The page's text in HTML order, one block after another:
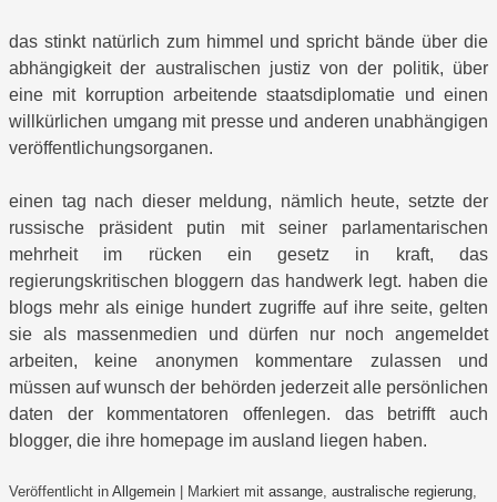
das stinkt natürlich zum himmel und spricht bände über die
abhängigkeit der australischen justiz von der politik, über
eine mit korruption arbeitende staatsdiplomatie und einen
willkürlichen umgang mit presse und anderen unabhängigen
veröffentlichungsorganen.
einen tag nach dieser meldung, nämlich heute, setzte der
russische präsident putin mit seiner parlamentarischen
mehrheit im rücken ein gesetz in kraft, das
regierungskritischen bloggern das handwerk legt. haben die
blogs mehr als einige hundert zugriffe auf ihre seite, gelten
sie als massenmedien und dürfen nur noch angemeldet
arbeiten, keine anonymen kommentare zulassen und
müssen auf wunsch der behörden jederzeit alle persönlichen
daten der kommentatoren offenlegen. das betrifft auch
blogger, die ihre homepage im ausland liegen haben.
Veröffentlicht in Allgemein Markiert mit assange, australische regierung,